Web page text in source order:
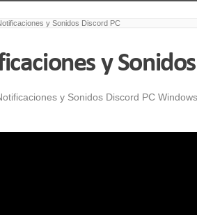
y Sonidos Discord PC
y
y Sonidos Discord PC